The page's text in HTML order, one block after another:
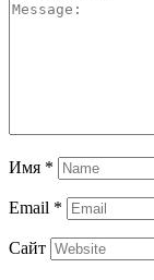
Имя *
Email *
Сайт